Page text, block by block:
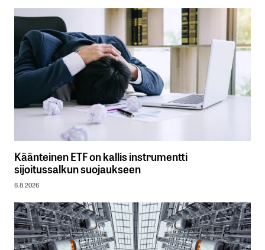
Käänteinen ETF on kallis instrumentti
sijoitussalkun suojaukseen
6.8.2026